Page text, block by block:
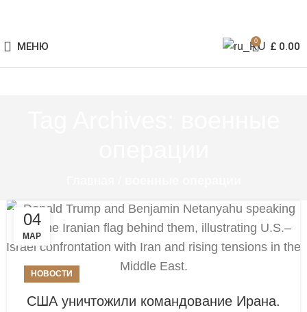
МЕНЮ 0 £ 0.00
04
МАР
НОВОСТИ
США уничтожили командование Ирана.